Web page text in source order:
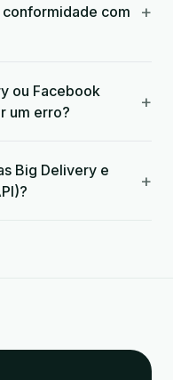
conformidade com
+
ou Facebook
um erro?
+
Big Delivery e
+